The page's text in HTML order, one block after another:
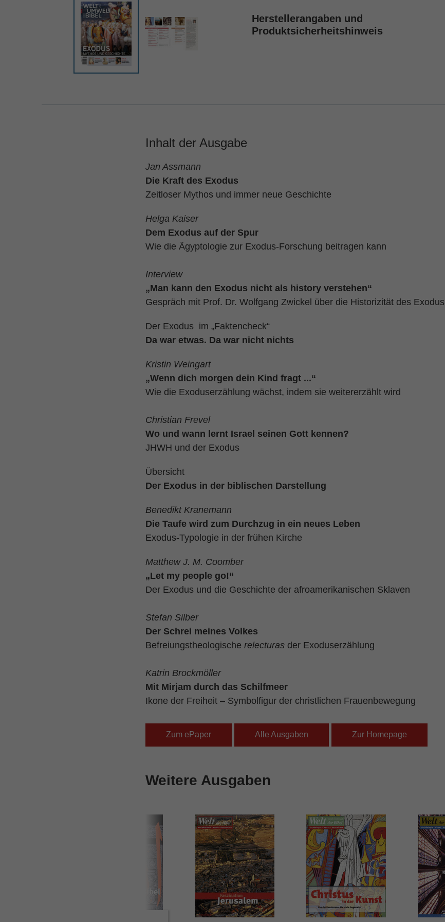
Herstellerangaben und
Produktsicherheitshinweis
Inhalt der Ausgabe
Jan Assmann
Die Kraft des Exodus
Zeitloser Mythos und immer neue Geschichte
Helga Kaiser
Dem Exodus auf der Spur
Wie die Ägyptologie zur Exodus-Forschung beitragen kann
Interview
„Man kann den Exodus nicht als history verstehen“
Gespräch mit Prof. Dr. Wolfgang Zwickel über die Historizität des Exodus
Der Exodus im „Faktencheck“
Da war etwas. Da war nicht nichts
Kristin Weingart
„Wenn dich morgen dein Kind fragt ...“
Wie die Exoduserzählung wächst, indem sie weitererzählt wird
Christian Frevel
Wo und wann lernt Israel seinen Gott kennen?
JHWH und der Exodus
Übersicht
Der Exodus in der biblischen Darstellung
Benedikt Kranemann
Die Taufe wird zum Durchzug in ein neues Leben
Exodus-Typologie in der frühen Kirche
Matthew J. M. Coomber
„Let my people go!“
Der Exodus und die Geschichte der afroamerikanischen Sklaven
Stefan Silber
Der Schrei meines Volkes
Befreiungstheologische relecturas der Exoduserzählung
Katrin Brockmöller
Mit Mirjam durch das Schilfmeer
Ikone der Freiheit – Symbolfigur der christlichen Frauenbewegung
Zum ePaper Alle Ausgaben Zur Homepage
Weitere Ausgaben